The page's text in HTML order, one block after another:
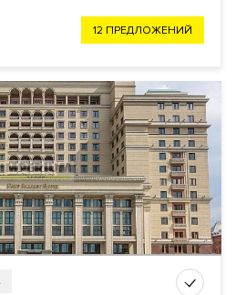
12 ПРЕДЛОЖЕНИЙ